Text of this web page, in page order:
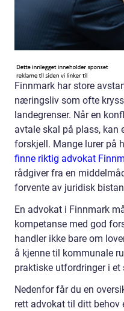
Finnmark har store
næringsliv som ofte
landegrenser. Når en
avtale skal på plass, kan
forskjell. Mange lurer på
finne riktig advokat
rådgiver fra en
forvente av juridisk
En advokat i Finnmark
kompetanse med god
handler ikke bare om
å kjenne til kommunale
praktiske utfordringer i
Nedenfor får du en
rett advokat til ditt behov